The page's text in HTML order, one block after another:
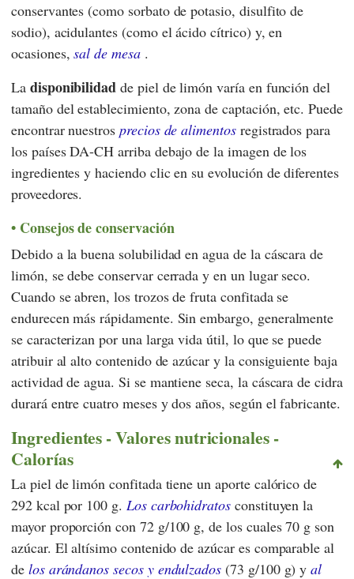
conservantes (como sorbato de potasio, disulfito de
sodio), acidulantes (como el ácido cítrico) y, en
ocasiones,sal de mesa.
La disponibilidad de piel de limón varía en función del
tamaño del establecimiento, zona de captación, etc. Puede
encontrar nuestros precios de alimentosregistrados para
los países DA-CH arriba debajo de la imagen de los
ingredientes y haciendo clic en su evolución de diferentes
proveedores.
Consejos de conservación
Debido a la buena solubilidad en agua de la cáscara de
limón, se debe conservar cerrada y en un lugar seco.
Cuando se abren, los trozos de fruta confitada se
endurecen más rápidamente. Sin embargo, generalmente
se caracterizan por una larga vida útil, lo que se puede
atribuir al alto contenido de azúcar y la consiguiente baja
actividad de agua. Si se mantiene seca, la cáscara de cidra
durará entre cuatro meses y dos años, según el fabricante.
Ingredientes - Valores nutricionales -
Calorías
La piel de limón confitada tiene un aporte calórico de
292 kcal por 100 g. Los carbohidratos constituyen la
mayor proporción con 72 g/100 g, de los cuales 70 g son
azúcar. El altísimo contenido de azúcar es comparable al
de los arándanos secos y endulzados (73 g/100 g) yal